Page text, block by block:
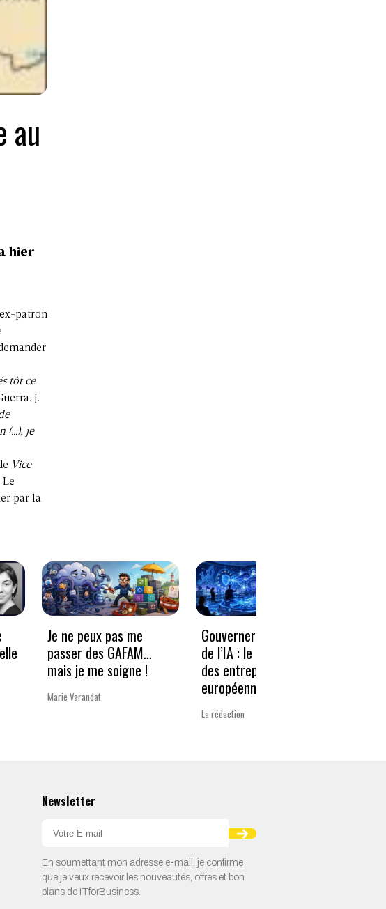
au
hier
patron
tôt ce
J.
(…), je
Vice
Le
par la
Je ne peux pas me
passer des GAFAM…
mais je me soigne !
Marie Varandat
Gouverner à la vitesse
de l’IA : le nouveau défi
des entreprises
européennes
La rédaction
Newsletter
En soumettant mon adresse e-mail, je confirme
que je veux recevoir les nouveautés, offres et bon
plans de ITforBusiness.